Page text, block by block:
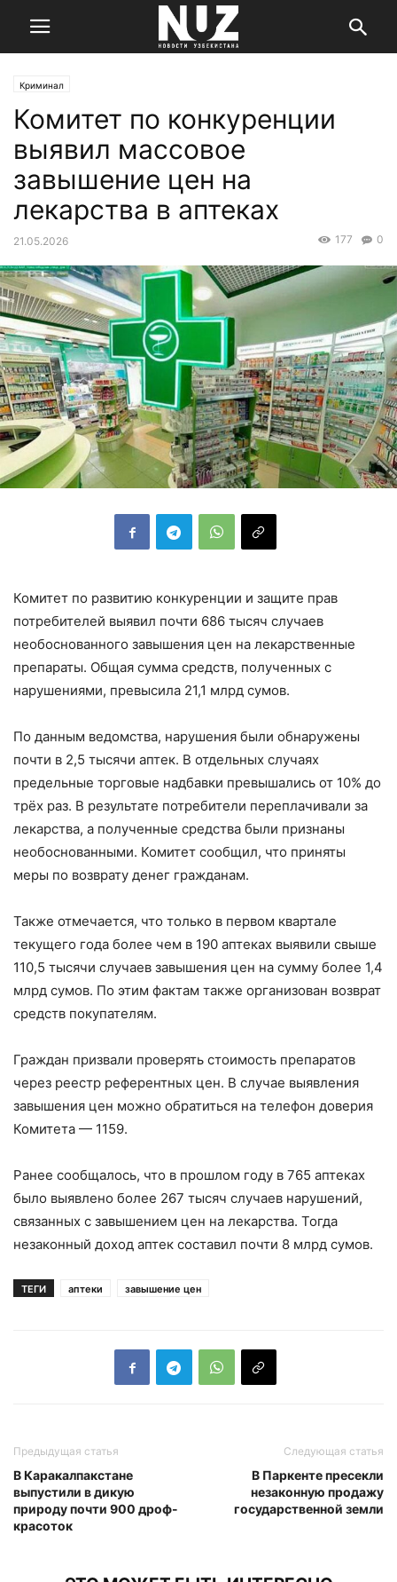
Криминал
Комитет по конкуренции
выявил массовое
завышение цен на
лекарства в аптеках
21.05.2026 0
177
Комитет по развитию конкуренции и защите прав
потребителей выявил почти 686 тысяч случаев
необоснованного завышения цен на лекарственные
препараты. Общая сумма средств, полученных с
нарушениями, превысила 21,1 млрд сумов.
По данным ведомства, нарушения были обнаружены
почти в 2,5 тысячи аптек. В отдельных случаях
предельные торговые надбавки превышались от 10% до
трёх раз. В результате потребители переплачивали за
лекарства, а полученные средства были признаны
необоснованными. Комитет сообщил, что приняты
меры по возврату денег гражданам.
Также отмечается, что только в первом квартале
текущего года более чем в 190 аптеках выявили свыше
110,5 тысячи случаев завышения цен на сумму более 1,4
млрд сумов. По этим фактам также организован возврат
средств покупателям.
Граждан призвали проверять стоимость препаратов
через реестр референтных цен. В случае выявления
завышения цен можно обратиться на телефон доверия
Комитета — 1159.
Ранее сообщалось, что в прошлом году в 765 аптеках
было выявлено более 267 тысяч случаев нарушений,
связанных с завышением цен на лекарства. Тогда
незаконный доход аптек составил почти 8 млрд сумов.
ТЕГИ аптеки завышение цен
Предыдущая статья
В Каракалпакстане
выпустили в дикую
природу почти 900 дроф-
красоток
Следующая статья
В Паркенте пресекли
незаконную продажу
государственной земли